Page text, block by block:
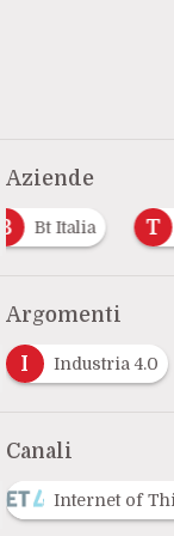
Aziende
Bt Italia T
Argomenti
I Industria 4.0
Canali
Internet of